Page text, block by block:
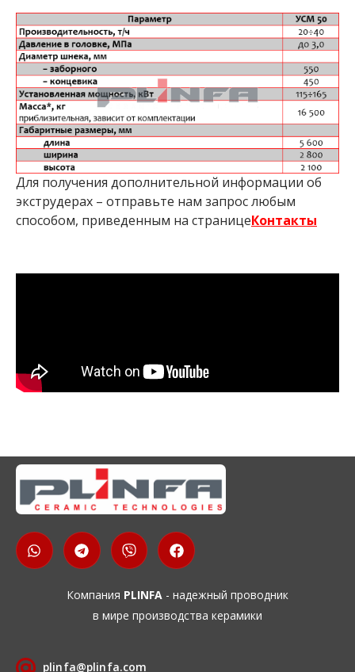
Для получения дополнительной информации об
экструдерах – отправьте нам запрос любым
способом, приведенным на страницеКонтакты
Компания PLINFA - надежный проводник
в мире производства керамики
plinfa@plinfa.com